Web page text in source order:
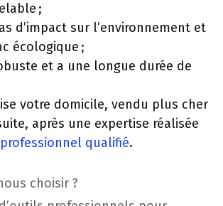
;
d’impact sur l’environnement et
écologique ;
et a une longue durée de
votre domicile, vendu plus cher
après une expertise réalisée
professionnel qualifié.
choisir ?